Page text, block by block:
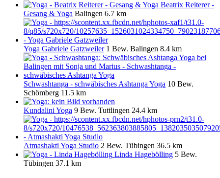
Beatrix Reiterer -
Gesang & Yoga Balingen 6.7 km
Yoga Gabriele Gatzweiler 1 Bew. Balingen 8.4 km
Schwashtanga - schwäbisches Ashtanga Yoga 10 Bew.
Schömberg 11.5 km
Kundalini Yoga 9 Bew. Tuttlingen 24.4 km
Atmashakti Yoga Studio 2 Bew. Tübingen 36.5 km
Linda Hagebölling 5 Bew.
Tübingen 37.1 km